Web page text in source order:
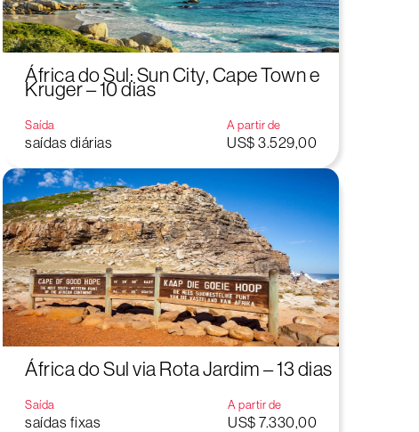
África do Sul: Sun City, Cape Town e
Kruger – 10 dias
Saída
saídas diárias
A partir de
US$ 3.529,00
África do Sul via Rota Jardim – 13 dias
Saída
saídas fixas
A partir de
US$ 7.330,00